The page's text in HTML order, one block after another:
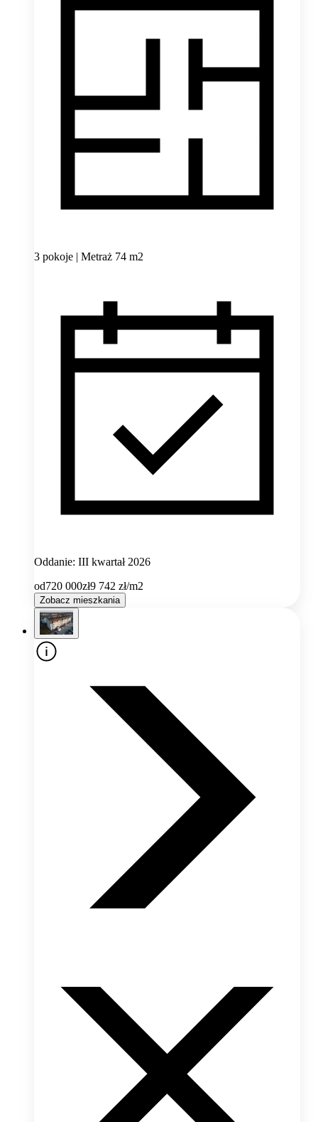
3 pokoje | Metraż 74 m2
Oddanie: III kwartał 2026
od720 000zł9 742 zł/m2
Zobacz mieszkania